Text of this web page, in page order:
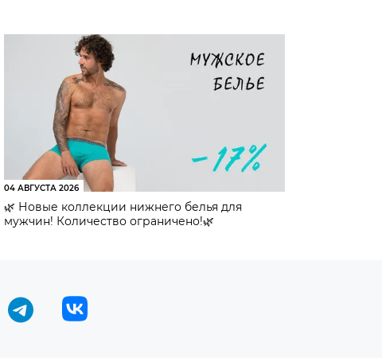
04 АВГУСТА 2026
🌿 Новые коллекции нижнего белья для
мужчин! Количество ограничено!🌿